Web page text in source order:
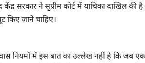
केंद्र सरकार ने सुप्रीम कोर्ट में याचिका दाखिल
किए जाने चाहिए।
नियमों में इस बात का उल्लेख नहीं है कि जब एक